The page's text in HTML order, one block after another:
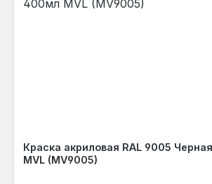
Краска акриловая RAL 9005
MVL (MV9005)